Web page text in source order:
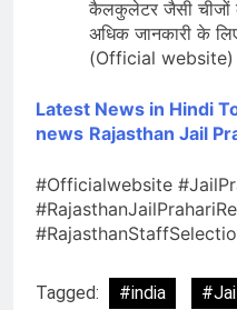
कैलकुलेटर जैसी चीजों
अधिक जानकारी के
(Official website)
Latest News in Hindi
news Rajasthan Jail
#Officialwebsite
Tagged: #india